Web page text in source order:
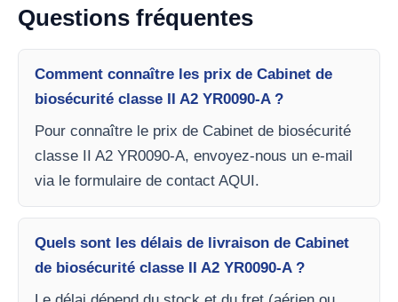
Questions fréquentes
Comment connaître les prix de Cabinet de
biosécurité classe II A2 YR0090-A ?
Pour connaître le prix de Cabinet de biosécurité
classe II A2 YR0090-A, envoyez-nous un e-mail
via le formulaire de contact AQUI.
Quels sont les délais de livraison de Cabinet
de biosécurité classe II A2 YR0090-A ?